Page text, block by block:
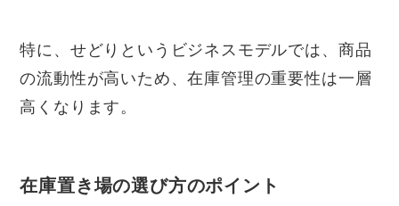
特に、せどりというビジネスモデルでは、商品
の流動性が高いため、在庫管理の重要性は一層
高くなります。
在庫置き場の選び方のポイント